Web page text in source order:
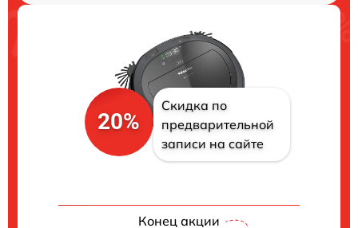
20%
Скидка по
предварительной
записи на сайте
Конец акции